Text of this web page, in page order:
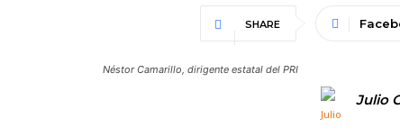
SHARE
Néstor Camarillo, dirigente estatal del PRI
Julio